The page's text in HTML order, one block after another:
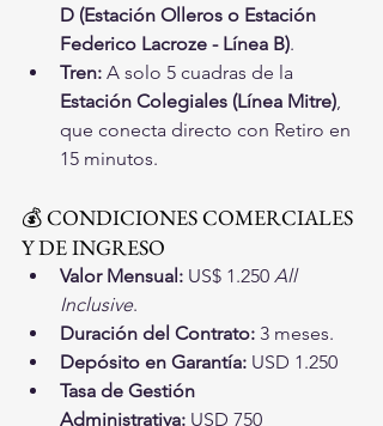
D (Estación Olleros o Estación
Federico Lacroze - Línea B).
Tren: A solo 5 cuadras de la
Estación Colegiales (Línea Mitre),
que conecta directo con Retiro en
15 minutos.
💰 CONDICIONES COMERCIALES
Y DE INGRESO
Valor Mensual: US$ 1.250 All
Inclusive.
Duración del Contrato: 3 meses.
Depósito en Garantía: USD 1.250
Tasa de Gestión
Administrativa: USD 750